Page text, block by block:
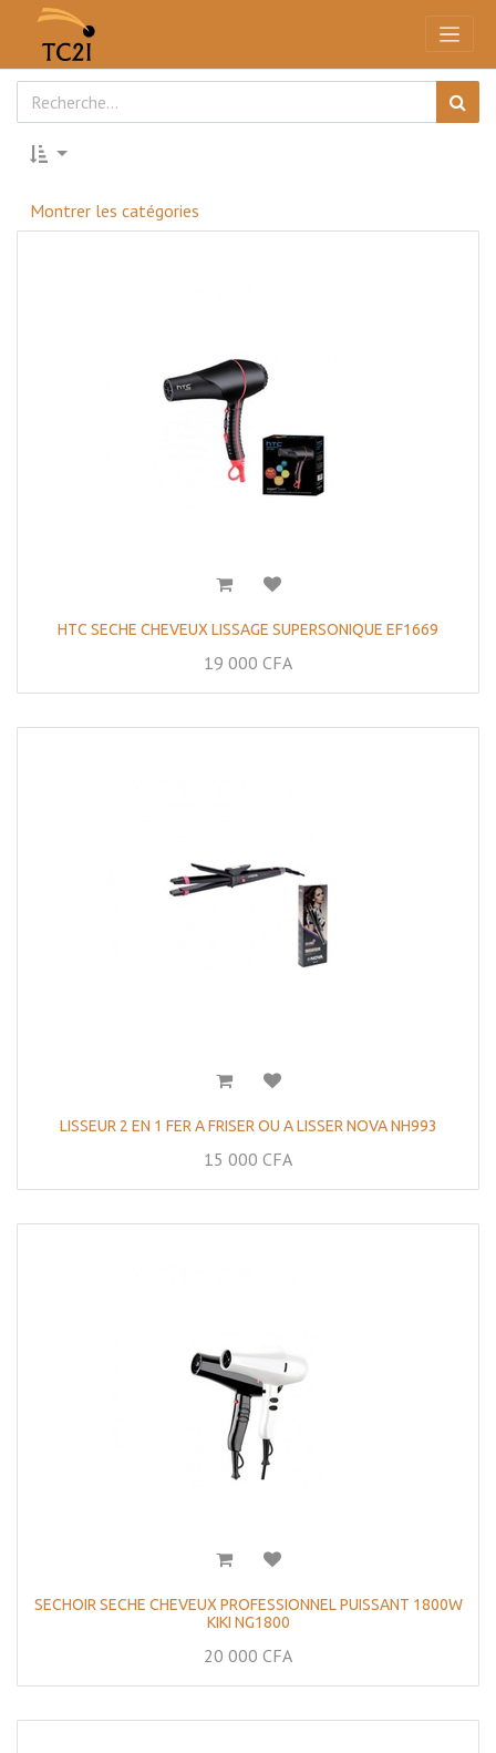
Montrer les catégories
HTC SECHE CHEVEUX LISSAGE SUPERSONIQUE EF1669
19 000 CFA
LISSEUR 2 EN 1 FER A FRISER OU A LISSER NOVA NH993
15 000 CFA
SECHOIR SECHE CHEVEUX PROFESSIONNEL PUISSANT 1800W
KIKI NG1800
20 000 CFA